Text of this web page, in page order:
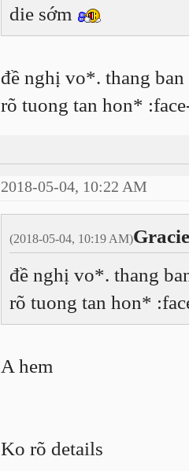
die sớm
đề nghị vo*. thang
rõ tuong tan hon*
2018-05-04, 10:22 AM
(2018-05-04, 10:19 AM)
đề nghị vo*. thang
rõ tuong tan hon*
A hem
Ko rõ details